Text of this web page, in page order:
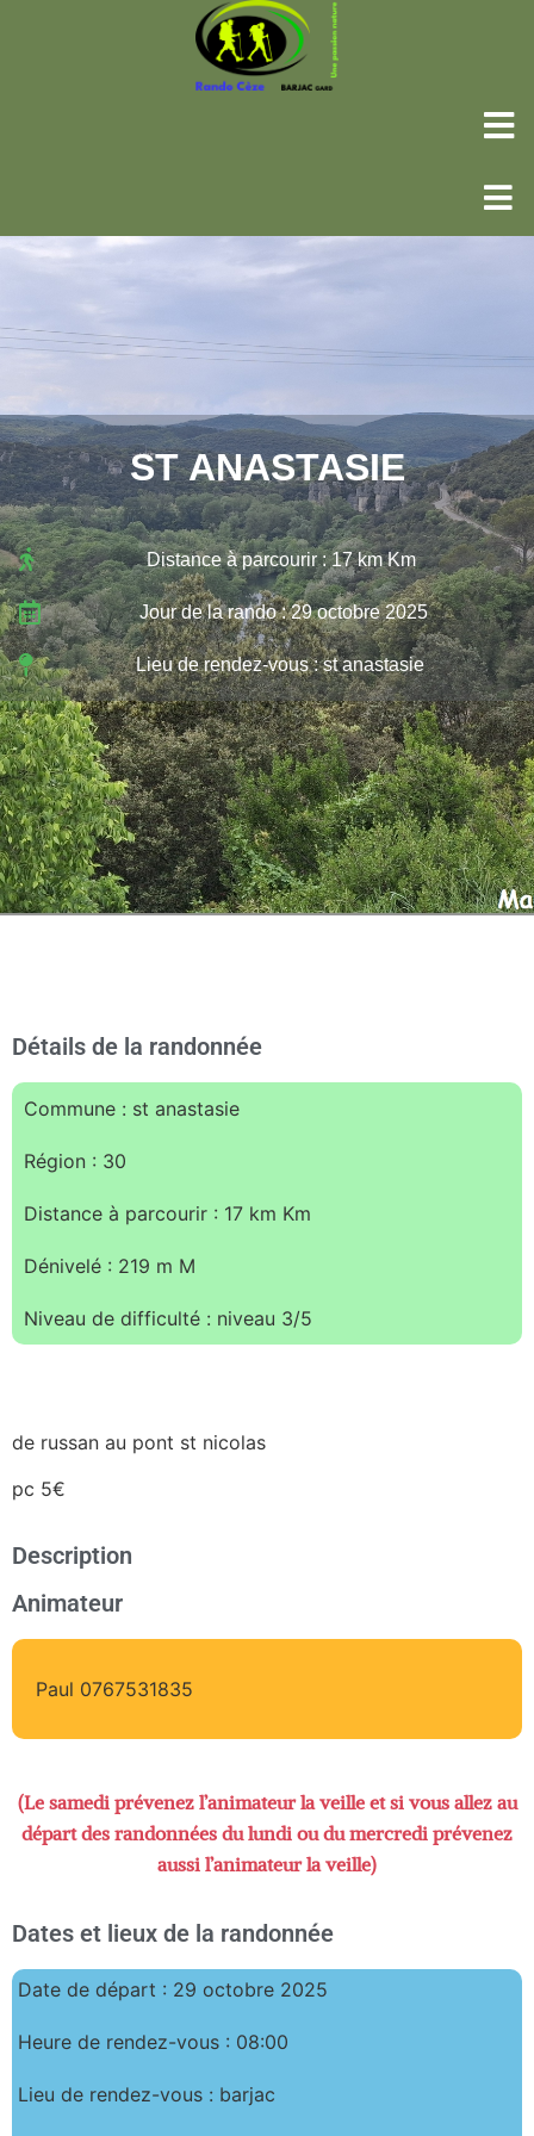
ST ANASTASIE
Distance à parcourir : 17 km Km
Jour de la rando : 29 octobre 2025
Lieu de rendez-vous : st anastasie
Détails de la randonnée
Commune : st anastasie
Région : 30
Distance à parcourir : 17 km Km
Dénivelé : 219 m M
Niveau de difficulté : niveau 3/5
de russan au pont st nicolas
pc 5€
Description
Animateur
Paul 0767531835
(Le samedi prévenez l’animateur la veille et si vous allez au
départ des randonnées du lundi ou du mercredi prévenez
aussi l’animateur la veille)
Dates et lieux de la randonnée
Date de départ : 29 octobre 2025
Heure de rendez-vous : 08:00
Lieu de rendez-vous : barjac